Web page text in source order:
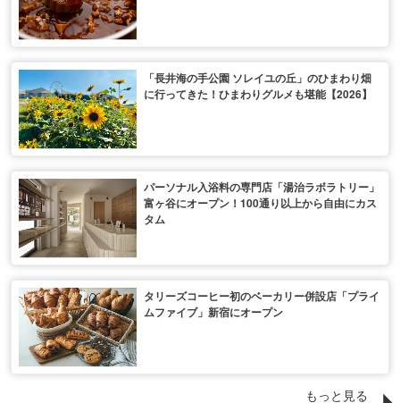
「長井海の手公園 ソレイユの丘」のひまわり畑
に行ってきた！ひまわりグルメも堪能【2026】
パーソナル入浴料の専門店「湯治ラボラトリー」
富ヶ谷にオープン！100通り以上から自由にカス
タム
タリーズコーヒー初のベーカリー併設店「プライ
ムファイブ」新宿にオープン
もっと見る